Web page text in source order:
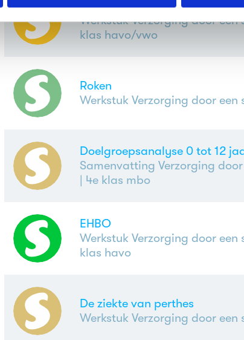
Duchenne spierdystrofie
Werkstuk Verzorging door een
klas havo/vwo
Roken
Werkstuk Verzorging door een
Doelgroepsanalyse 0 tot 12
Samenvatting Verzorging
| 4e klas mbo
EHBO
Werkstuk Verzorging door een
klas havo
De ziekte van perthes
Werkstuk Verzorging door een